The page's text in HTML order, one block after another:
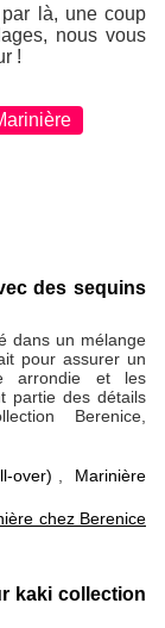
là, une coup
nous vous
!
des sequins
dans un mélange
pour assurer un
arrondie et les
partie des détails
Berenice,
over) , Marinière
chez Berenice
kaki collection